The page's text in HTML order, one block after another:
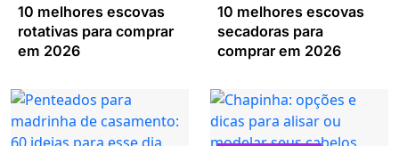
10 melhores escovas
rotativas para comprar
em 2026
10 melhores escovas
secadoras para
comprar em 2026